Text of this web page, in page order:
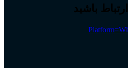
باشید